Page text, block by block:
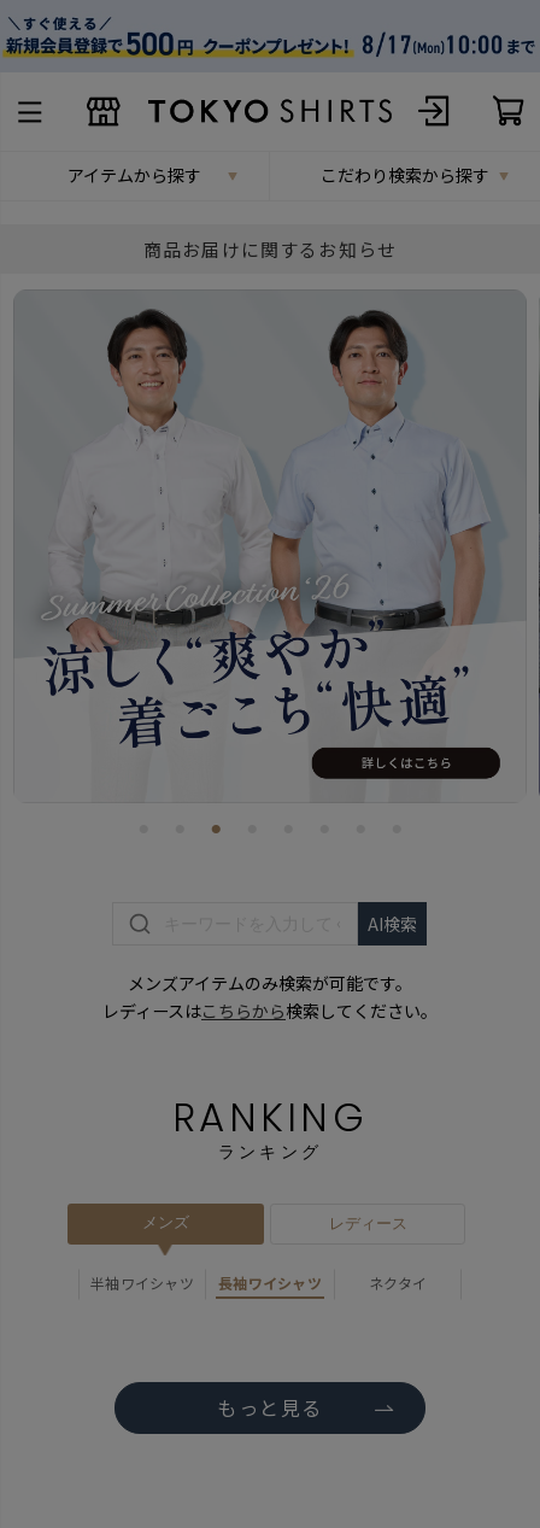
アイテムから探す こだわり検索から探す
商品お届けに関するお知らせ
メンズアイテムのみ検索が可能です。
レディースはこちらから検索してください。
RANKING
ランキング
メンズ レディース
半袖ワイシャツ 長袖ワイシャツ ネクタイ
もっと見る